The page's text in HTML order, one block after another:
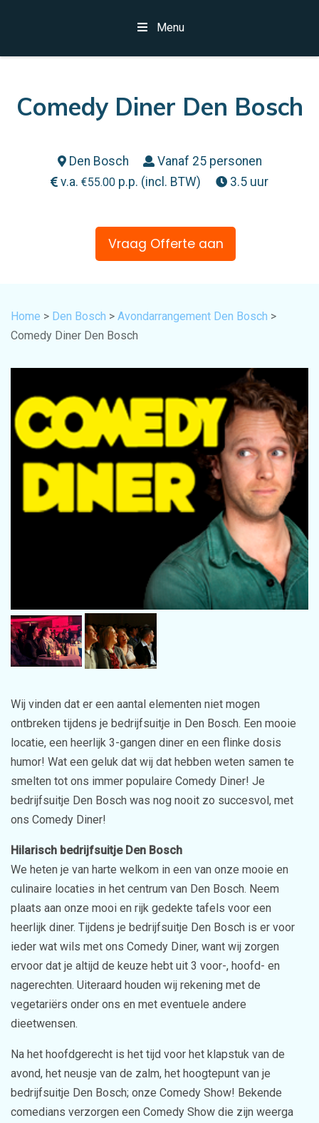
Menu
Comedy Diner Den Bosch
Den Bosch
Vanaf 25 personen
v.a.€55.00 p.p. (incl. BTW) 3.5 uur
Vraag Offerte aan
Home > Den Bosch > Avondarrangement Den Bosch >
Comedy Diner Den Bosch
Wij vinden dat er een aantal elementen niet mogen
ontbreken tijdens je bedrijfsuitje in Den Bosch. Een mooie
locatie, een heerlijk 3-gangen diner en een flinke dosis
humor! Wat een geluk dat wij dat hebben weten samen te
smelten tot ons immer populaire Comedy Diner! Je
bedrijfsuitje Den Bosch was nog nooit zo succesvol, met
ons Comedy Diner!
Hilarisch bedrijfsuitje Den Bosch
We heten je van harte welkom in een van onze mooie en
culinaire locaties in het centrum van Den Bosch. Neem
plaats aan onze mooi en rijk gedekte tafels voor een
heerlijk diner. Tijdens je bedrijfsuitje Den Bosch is er voor
ieder wat wils met ons Comedy Diner, want wij zorgen
ervoor dat je altijd de keuze hebt uit 3 voor-, hoofd- en
nagerechten. Uiteraard houden wij rekening met de
vegetariërs onder ons en met eventuele andere
dieetwensen.
Na het hoofdgerecht is het tijd voor het klapstuk van de
avond, het neusje van de zalm, het hoogtepunt van je
bedrijfsuitje Den Bosch; onze Comedy Show! Bekende
comedians verzorgen een Comedy Show die zijn weerga